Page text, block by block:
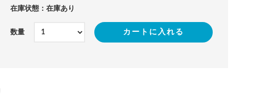
在庫状態：在庫あり
数量 カートに入れる